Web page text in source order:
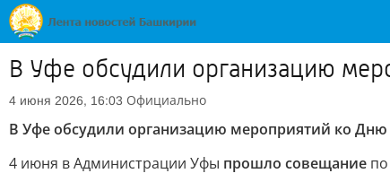
В Уфе обсудили организацию
4 июня 2026, 16:03 Официально
В Уфе обсудили организацию мероприятий ко
4 июня в Администрации Уфы прошло совещание